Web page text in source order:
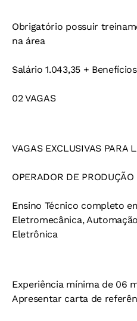
Obrigatório possuir
na área
Salário 1.043,35 + Benefícios
02 VAGAS
VAGAS EXCLUSIVAS PARA
OPERADOR DE PRODUÇÃO
Ensino Técnico completo
Eletromecânica,
Eletrônica
Experiência mínima de 06
Apresentar carta de